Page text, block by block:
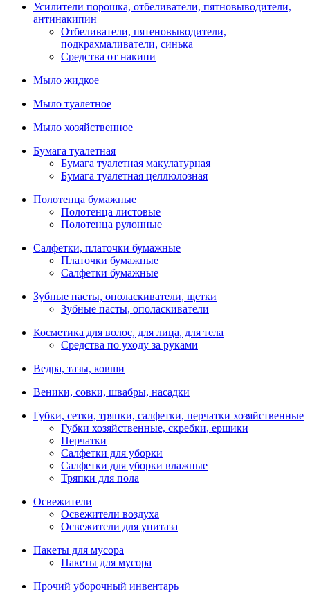
Усилители порошка, отбеливатели, пятновыводители,
антинакипин
Отбеливатели, пятеновыводители,
подкрахмаливатели, синька
Средства от накипи
Мыло жидкое
Мыло туалетное
Мыло хозяйственное
Бумага туалетная
Бумага туалетная макулатурная
Бумага туалетная целлюлозная
Полотенца бумажные
Полотенца листовые
Полотенца рулонные
Салфетки, платочки бумажные
Платочки бумажные
Салфетки бумажные
Зубные пасты, ополаскиватели, щетки
Зубные пасты, ополаскиватели
Косметика для волос, для лица, для тела
Средства по уходу за руками
Ведра, тазы, ковши
Веники, совки, швабры, насадки
Губки, сетки, тряпки, салфетки, перчатки хозяйственные
Губки хозяйственные, скребки, ершики
Перчатки
Салфетки для уборки
Салфетки для уборки влажные
Тряпки для пола
Освежители
Освежители воздуха
Освежители для унитаза
Пакеты для мусора
Пакеты для мусора
Прочий уборочный инвентарь